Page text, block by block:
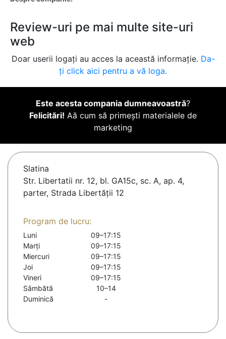
Review-uri pe mai multe site-uri
web
Doar userii logați au acces la această informație. Da-
ți click aici pentru a vă loga.
Este acesta compania dumneavoastră?
Felicitări! Aă cum să primești materialele de
marketing
Slatina
Str. Libertatii nr. 12, bl. GA15c, sc. A, ap. 4,
parter, Strada Libertății 12
Program de lucru:
Luni
09–17:15
Marți
09–17:15
Miercuri
09–17:15
Joi
09–17:15
Vineri
09–17:15
Sâmbătă
10–14
Duminică
-